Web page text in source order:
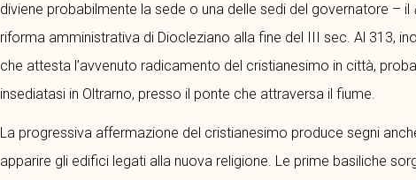
diviene probabilmente la sede o una delle sedi del governatore – il
riforma amministrativa di Diocleziano alla fine del III sec. Al 313,
che attesta l’avvenuto radicamento del cristianesimo in città,
insediatasi in Oltrarno, presso il ponte che attraversa il fiume.
La progressiva affermazione del cristianesimo produce segni
apparire gli edifici legati alla nuova religione. Le prime basiliche